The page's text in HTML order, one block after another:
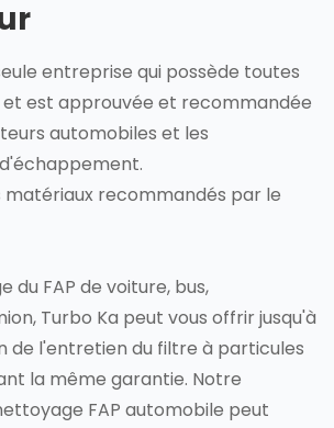
entreprise qui possède toutes
et est approuvée et recommandée
automobiles et les
matériaux recommandés par le
du FAP de voiture, bus,
Turbo Ka peut vous offrir jusqu'à
de l'entretien du filtre à particules
la même garantie. Notre
FAP automobile peut